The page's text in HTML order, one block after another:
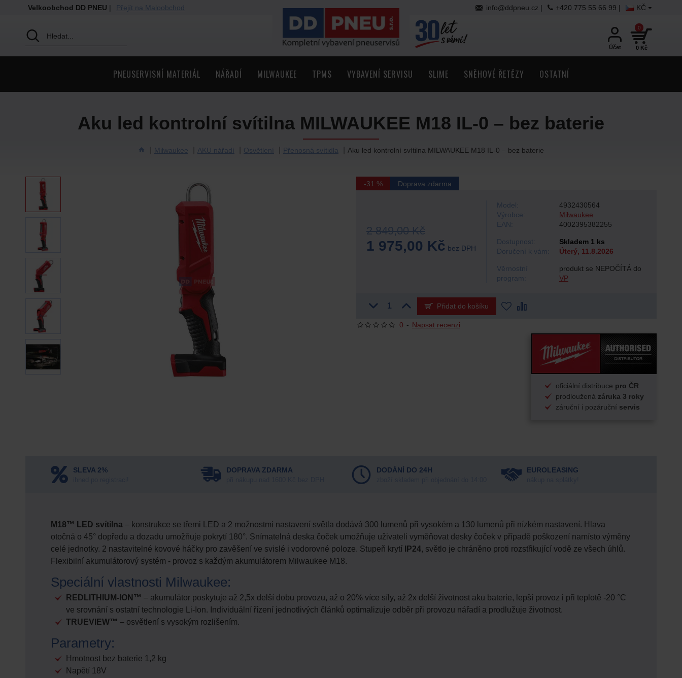
Velkoobchod DD PNEU | Přejít na Maloobchod KČ
info@ddpneu.cz | +420 775 55 66 99 |
Účet 0 Kč
0
PNEUSERVISNÍ MATERIÁL NÁŘADÍ MILWAUKEE TPMS VYBAVENÍ SERVISU SLIME SNĚHOVÉ ŘETĚZY OSTATNÍ
Milwaukee AKU nářadí Osvětlení Přenosná svítidla Aku led kontrolní svítilna MILWAUKEE M18 IL-0 – bez baterie
Aku led kontrolní svítilna MILWAUKEE M18 IL-0 – bez baterie
Doprava zdarma
-31 %
0 - Napsat recenzi
2 849,00 Kč
1 975,00 Kč bez DPH
Věrnostní
program:
produkt se NEPOČÍTÁ do
VP
Dostupnost:
Skladem 1 ks
Doručení k vám:
Úterý, 11.8.2026
Výrobce: Milwaukee
Model: 4932430564
EAN: 4002395382255
Přidat do košíku
oficiální distribuce pro ČR
prodloužená záruka 3 roky
záruční i pozáruční servis
SLEVA 2% DOPRAVA ZDARMA DODÁNÍ DO 24H EUROLEASING
M18™ LED svítilna – konstrukce se třemi LED a 2 možnostmi nastavení světla dodává 300 lumenů při vysokém a 130 lumenů při nízkém nastavení. Hlava
otočná o 45° dopředu a dozadu umožňuje pokrytí 180°. Snímatelná deska čoček umožňuje uživateli vyměňovat desky čoček v případě poškození namísto výměny
celé jednotky. 2 nastavitelné kovové háčky pro zavěšení ve svislé i vodorovné poloze. Stupeň krytí
IP24, světlo je chráněno proti rozstřikující vodě ze všech úhlů.
Flexibilní akumulátorový systém - provoz s každým akumulátorem Milwaukee M18.
Speciální vlastnosti Milwaukee:
REDLITHIUM-ION™ – akumulátor poskytuje až 2,5x delší dobu provozu, až o 20% více síly, až 2x delší životnost aku baterie, lepší provoz i při teplotě -20 °C
ve srovnání s ostatní technologie Li-Ion. Individuální řízení jednotlivých článků optimalizuje odběr při provozu nářadí a prodlužuje životnost.
TRUEVIEW™ – osvětlení s vysokým rozlišením.
Parametry:
Hmotnost bez baterie 1,2 kg
Napětí 18V